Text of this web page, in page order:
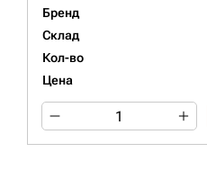
Бренд
Склад
Кол-во
Цена